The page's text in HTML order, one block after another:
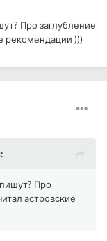
Про заглубление
рекомендации )))
Про
астровские